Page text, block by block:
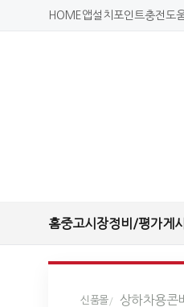
HOME 앱설치 포인트충전도
홈중고시장정비/평가게
신품몰 상하차용콘